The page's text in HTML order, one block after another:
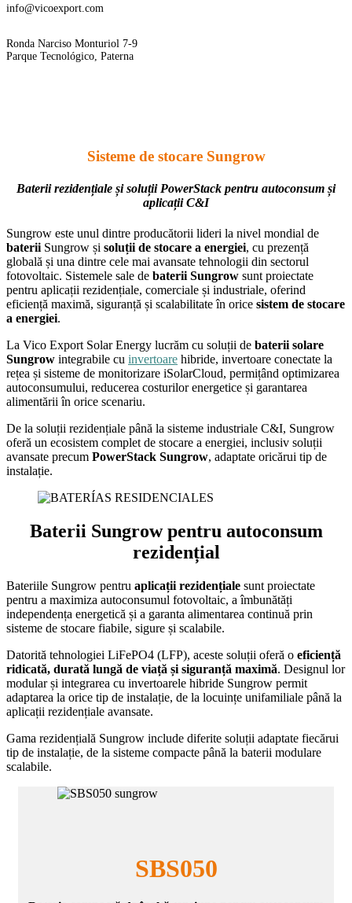
Email
info@vicoexport.com
Dirección
Ronda Narciso Monturiol 7-9
Parque Tecnológico, Paterna
Sisteme de stocare Sungrow
Baterii rezidențiale și soluții PowerStack pentru autoconsum și
aplicații C&I
Sungrow este unul dintre producătorii lideri la nivel mondial de
baterii Sungrow și soluții de stocare a energiei, cu prezență
globală și una dintre cele mai avansate tehnologii din sectorul
fotovoltaic. Sistemele sale de baterii Sungrow sunt proiectate
pentru aplicații rezidențiale, comerciale și industriale, oferind
eficiență maximă, siguranță și scalabilitate în orice sistem de stocare
a energiei.
La Vico Export Solar Energy lucrăm cu soluții de baterii solare
Sungrow integrabile cu invertoare hibride, invertoare conectate la
rețea și sisteme de monitorizare iSolarCloud, permițând optimizarea
autoconsumului, reducerea costurilor energetice și garantarea
alimentării în orice scenariu.
De la soluții rezidențiale până la sisteme industriale C&I, Sungrow
oferă un ecosistem complet de stocare a energiei, inclusiv soluții
avansate precum PowerStack Sungrow, adaptate oricărui tip de
instalație.
Baterii Sungrow pentru autoconsum
rezidențial
Bateriile Sungrow pentru aplicații rezidențiale sunt proiectate
pentru a maximiza autoconsumul fotovoltaic, a îmbunătăți
independența energetică și a garanta alimentarea continuă prin
sisteme de stocare fiabile, sigure și scalabile.
Datorită tehnologiei LiFePO4 (LFP), aceste soluții oferă o eficiență
ridicată, durată lungă de viață și siguranță maximă. Designul lor
modular și integrarea cu invertoarele hibride Sungrow permit
adaptarea la orice tip de instalație, de la locuințe unifamiliale până la
aplicații rezidențiale avansate.
Gama rezidențială Sungrow include diferite soluții adaptate fiecărui
tip de instalație, de la sisteme compacte până la baterii modulare
scalabile.
SBS050